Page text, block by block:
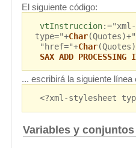
El siguiente código:
vtInstruccion
type="+Char
"href="+Char
SAX ADD PROCESSING
... escribirá la siguiente línea
<?xml-stylesheet
Variables y